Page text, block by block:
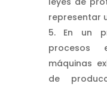
representar
En un
máquinas
de